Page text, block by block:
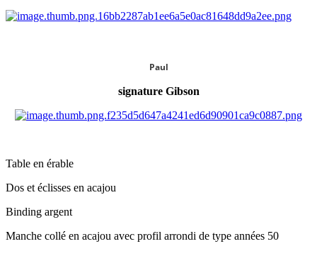
Paul
signature Gibson
Table en érable
Dos et éclisses en acajou
Binding argent
Manche collé en acajou avec profil arrondi de type années 50